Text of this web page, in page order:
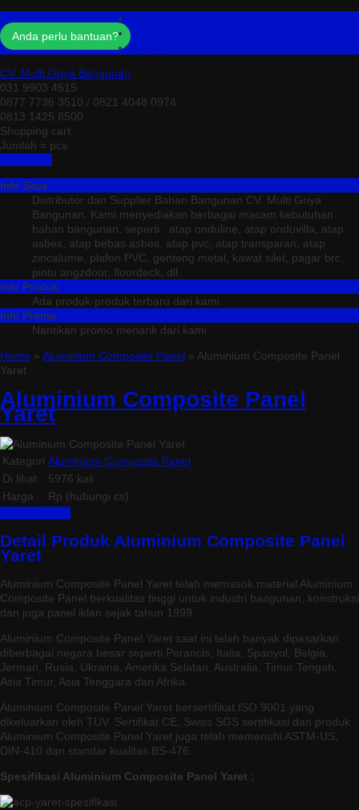
Anda perlu bantuan?
CV. Multi Griya Bangunan
031 9903 4515
0877 7736 3510 / 0821 4048 0974
0813 1425 8500
Shopping cart:
Jumlah = pcs
Info Situs
Distributor dan Supplier Bahan Bangunan CV. Multi Griya
Bangunan. Kami menyediakan berbagai macam kebutuhan
bahan bangunan, seperti : atap onduline, atap onduvilla, atap
asbes, atap bebas asbes, atap pvc, atap transparan, atap
zincalume, plafon PVC, genteng metal, kawat silet, pagar brc,
pintu angzdoor, floordeck, dll.
Info Produk
Ada produk-produk terbaru dari kami
Info Promo
Nantikan promo menarik dari kami
Home » Aluminium Composite Panel » Aluminium Composite Panel
Yaret
Aluminium Composite Panel
Yaret
Kategori Aluminium Composite Panel
Di lihat
5976 kali
Harga
Rp (hubungi cs)
Detail Produk Aluminium Composite Panel
Yaret
Aluminium Composite Panel Yaret telah memasok material Aluminium
Composite Panel berkualitas tinggi untuk industri bangunan, konstruksi
dan juga panel iklan sejak tahun 1999.
Aluminium Composite Panel Yaret saat ini telah banyak dipasarkan
diberbagai negara besar seperti Perancis, Italia, Spanyol, Belgia,
Jerman, Rusia, Ukraina, Amerika Selatan, Australia, Timur Tengah,
Asia Timur, Asia Tenggara dan Afrika.
Aluminium Composite Panel Yaret bersertifikat ISO 9001 yang
dikeluarkan oleh TUV. Sertifikat CE, Swiss SGS sertifikasi dan produk
Aluminium Composite Panel Yaret juga telah memenuhi ASTM-US,
DIN-410 dan standar kualitas BS-476.
Spesifikasi Aluminium Composite Panel Yaret :